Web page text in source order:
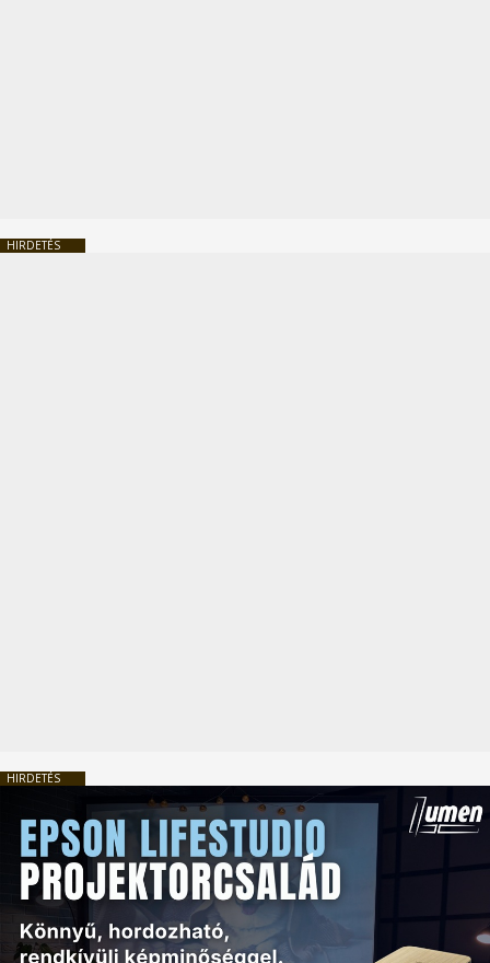
HIRDETÉS
HIRDETÉS